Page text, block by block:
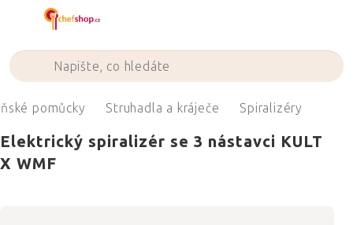
pomůcky Struhadla a kráječe Spiralizéry
Elektrický spiralizér se 3 nástavci KULT
X WMF